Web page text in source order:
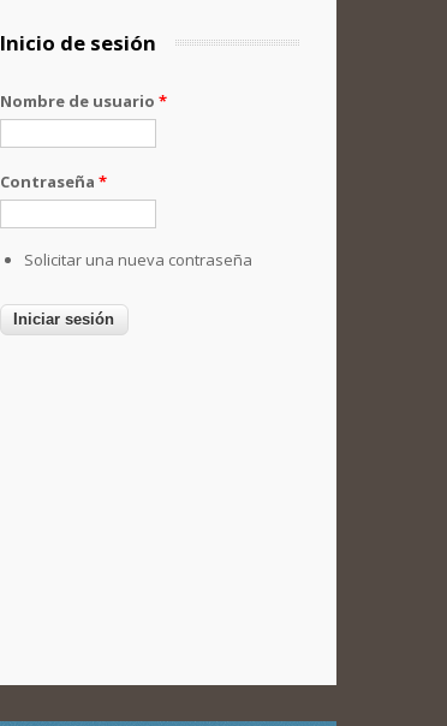
Inicio de sesión
Nombre de usuario *
Contraseña *
Solicitar una nueva contraseña